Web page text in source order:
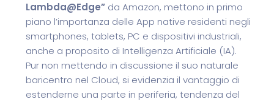
Lambda@Edge” da Amazon, mettono in primo
piano l’importanza delle App native residenti negli
smartphones, tablets, PC e dispositivi industriali,
anche a proposito di Intelligenza Artificiale (IA).
Pur non mettendo in discussione il suo naturale
baricentro nel Cloud, si evidenzia il vantaggio di
estenderne una parte in periferia, tendenza del